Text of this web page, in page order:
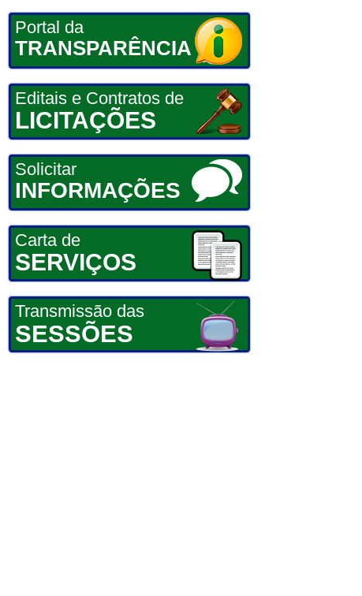
Portal da
TRANSPARÊNCIA
Editais e Contratos de
LICITAÇÕES
Solicitar
INFORMAÇÕES
Carta de
SERVIÇOS
Transmissão das
SESSÕES